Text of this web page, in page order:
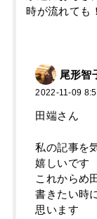
時が流れても！
尾形智
2022-11-09
田端さん
私の記事を
嬉しいです
これからめ
書きたい時
思います